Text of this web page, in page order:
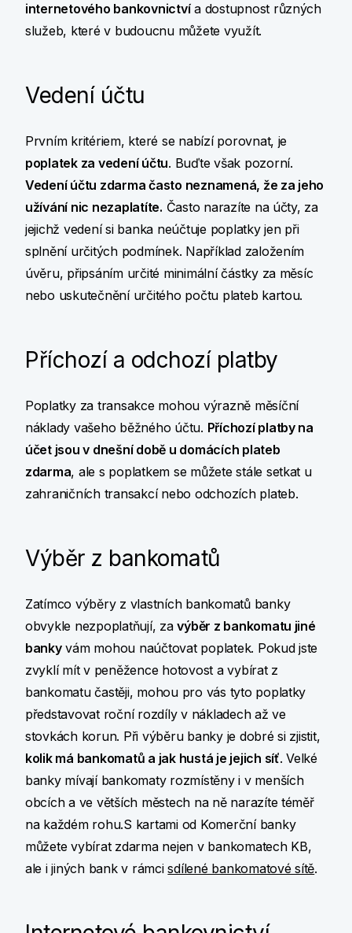
internetového bankovnictvía dostupnost různých
služeb, které v budoucnu můžete využít.
Vedení účtu
Prvním kritériem, které se nabízí porovnat, je
poplatek za vedení účtu. Buďte však pozorní.
Vedení účtu zdarma často neznamená, že za jeho
užívání nic nezaplatíte. Často narazíte na účty, za
jejichž vedení si banka neúčtuje poplatky jen při
splnění určitých podmínek. Například založením
úvěru, připsáním určité minimální částky za měsíc
nebo uskutečnění určitého počtu plateb kartou.
Příchozí a odchozí platby
Poplatky za transakce mohou výrazně měsíční
náklady vašeho běžného účtu. Příchozí platby na
účet jsou v dnešní době u domácích plateb
zdarma, ale s poplatkem se můžete stále setkat u
zahraničních transakcí nebo odchozích plateb.
Výběr z bankomatů
Zatímco výběry z vlastních bankomatů banky
obvykle nezpoplatňují, zavýběr z bankomatu jiné
bankyvám mohou naúčtovat poplatek. Pokud jste
zvyklí mít v peněžence hotovost a vybírat z
bankomatu častěji, mohou pro vás tyto poplatky
představovat roční rozdíly v nákladech až ve
stovkách korun. Při výběru banky je dobré si zjistit,
kolik má bankomatů a jak hustá je jejich síť. Velké
banky mívají bankomaty rozmístěny i v menších
obcích a ve větších městech na ně narazíte téměř
na každém rohu.S kartami od Komerční banky
můžete vybírat zdarma nejen v bankomatech KB,
ale i jiných bank v rámcisdílené bankomatové sítě.